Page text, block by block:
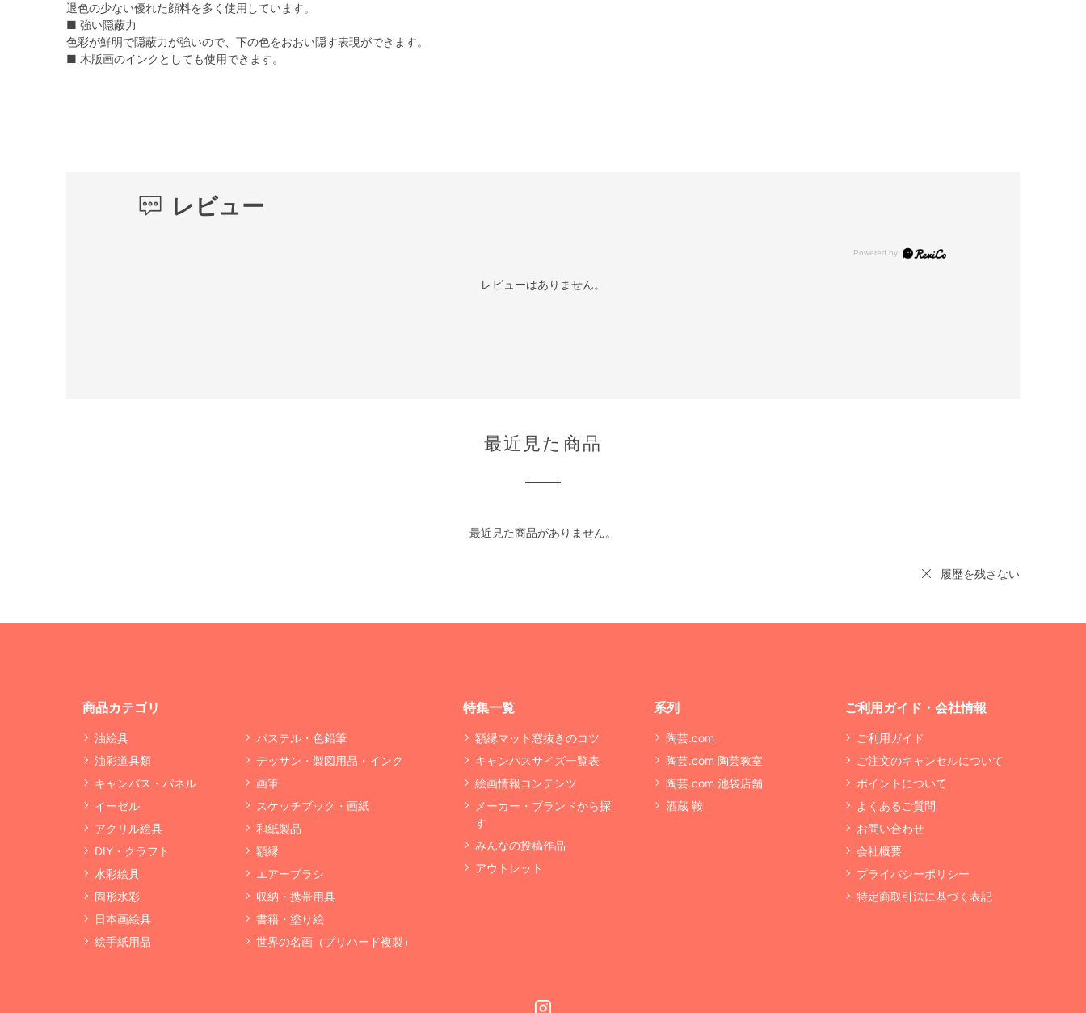
退色の少ない優れた顔料を多く使用しています。
■ 強い隠蔽力
色彩が鮮明で隠蔽力が強いので、下の色をおおい隠す表現ができます。
■ 木版画のインクとしても使用できます。
レビュー
レビューはありません。
最近見た商品
最近見た商品がありません。
履歴を残さない
商品カテゴリ
油絵具
油彩道具類
キャンバス・パネル
イーゼル
アクリル絵具
DIY・クラフト
水彩絵具
固形水彩
日本画絵具
絵手紙用品
パステル・色鉛筆
デッサン・製図用品・インク
画筆
スケッチブック・画紙
和紙製品
額縁
エアーブラシ
収納・携帯用具
書籍・塗り絵
世界の名画（プリハード複製）
特集一覧
額縁マット窓抜きのコツ
キャンバスサイズ一覧表
絵画情報コンテンツ
メーカー・ブランドから探
す
みんなの投稿作品
アウトレット
系列
陶芸.com
陶芸.com 陶芸教室
陶芸.com 池袋店舗
酒蔵 鞍
ご利用ガイド・会社情報
ご利用ガイド
ご注文のキャンセルについて
ポイントについて
よくあるご質問
お問い合わせ
会社概要
プライバシーポリシー
特定商取引法に基づく表記